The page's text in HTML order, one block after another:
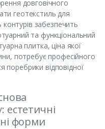
довговічного
геотекстиль для
контурів забезпечить
та функціональний
плитка, ціна якої
потребує професійного
відповідної
форми